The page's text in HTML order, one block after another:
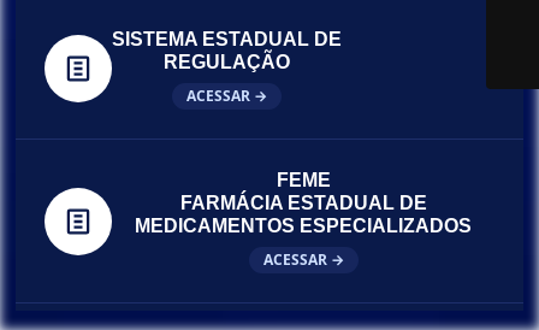
SISTEMA ESTADUAL DE
REGULAÇÃO
ACESSAR →
FEME
FARMÁCIA ESTADUAL DE
MEDICAMENTOS ESPECIALIZADOS
ACESSAR →